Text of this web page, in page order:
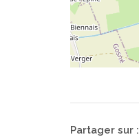
Partager sur :